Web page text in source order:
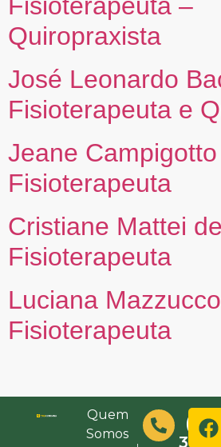
Quiropraxista
José Leonardo
Fisioterapeuta e
Jeane
Fisioterapeuta
Cristiane Mattei
Fisioterapeuta
Luciana
Fisioterapeuta
Quem
Somos
(48)
3632-